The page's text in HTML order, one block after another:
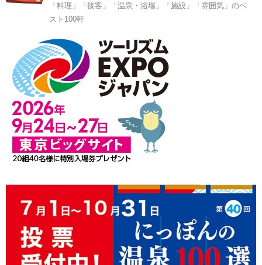
「料理」「接客」「温泉・浴場」「施設」「雰囲気」のベ
スト100軒